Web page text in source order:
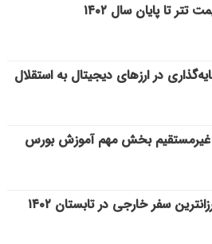
تا پایان سال ۱۴۰۲
در ارزهای دیجیتال به استقلال
غیرمستقیم بخش مهم آموزش بورس
سفر خارجی در تابستان ۱۴۰۲